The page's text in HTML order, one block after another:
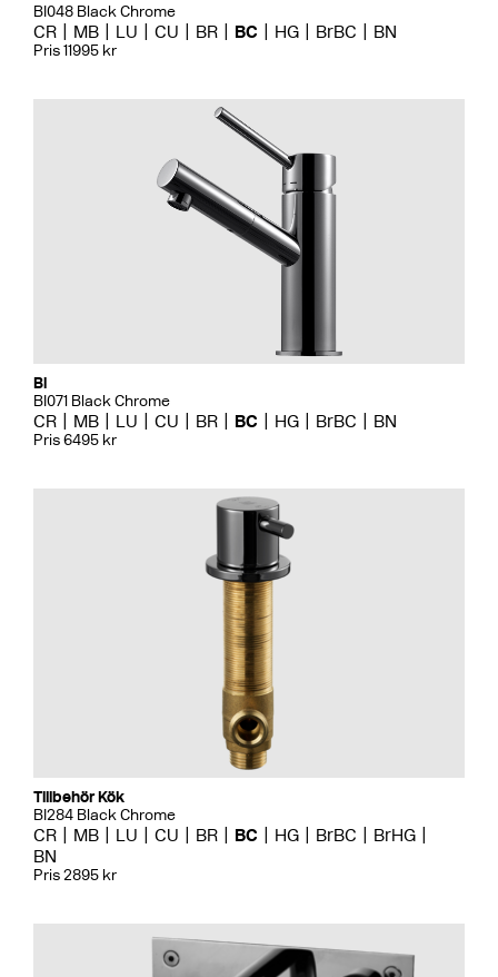
BI048 Black Chrome
CR MB LU CU BR BC HG BrBC BN
Pris 11995 kr
Bi
BI071 Black Chrome
CR MB LU CU BR BC HG BrBC BN
Pris 6495 kr
Tillbehör Kök
BI284 Black Chrome
CR MB LU CU BR BC HG BrBC
BrHG
BN
Pris 2895 kr